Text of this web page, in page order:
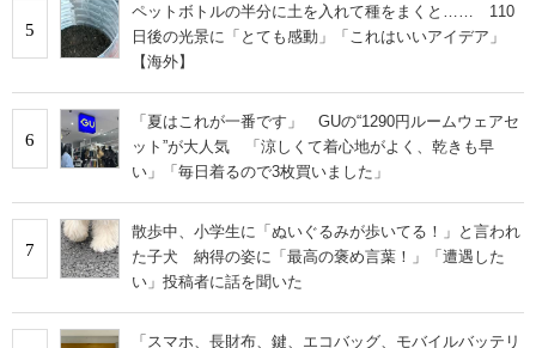
5
ペットボトルの半分に土を入れて種をまくと…… 110
日後の光景に「とても感動」「これはいいアイデア」
【海外】
6
「夏はこれが一番です」 GUの“1290円ルームウェアセ
ット”が大人気 「涼しくて着心地がよく、乾きも早
い」「毎日着るので3枚買いました」
7
散歩中、小学生に「ぬいぐるみが歩いてる！」と言われ
た子犬 納得の姿に「最高の褒め言葉！」「遭遇した
い」投稿者に話を聞いた
「スマホ、長財布、鍵、エコバッグ、モバイルバッテリ